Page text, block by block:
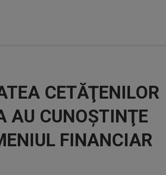
CETĂŢENILOR
AU CUNOŞTINŢE
FINANCIAR